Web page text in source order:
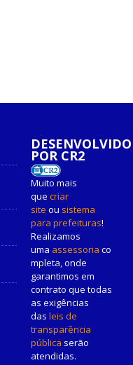
DESENVOLVIDO
POR CR2
Muito mais
que criar
site ou sistema
para prefeituras!
Realizamos
uma assessoria co
mpleta, onde
garantimos em
contrato que todas
as exigências
das leis de
transparência
pública serão
atendidas.